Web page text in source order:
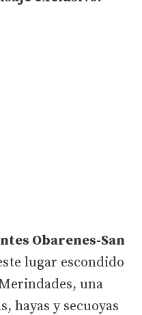
Obarenes-San
lugar escondido
una
hayas y secuoyas